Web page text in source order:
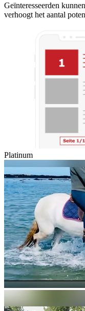
Geïnteresseerden
verhoogt het aantal
Platinum